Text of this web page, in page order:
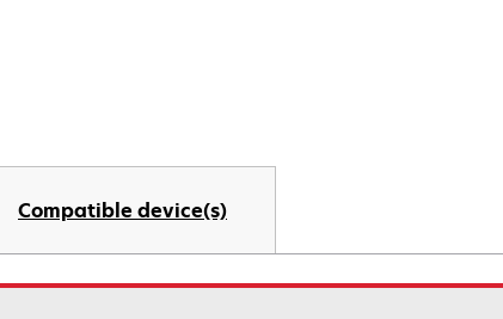
Compatible device(s)